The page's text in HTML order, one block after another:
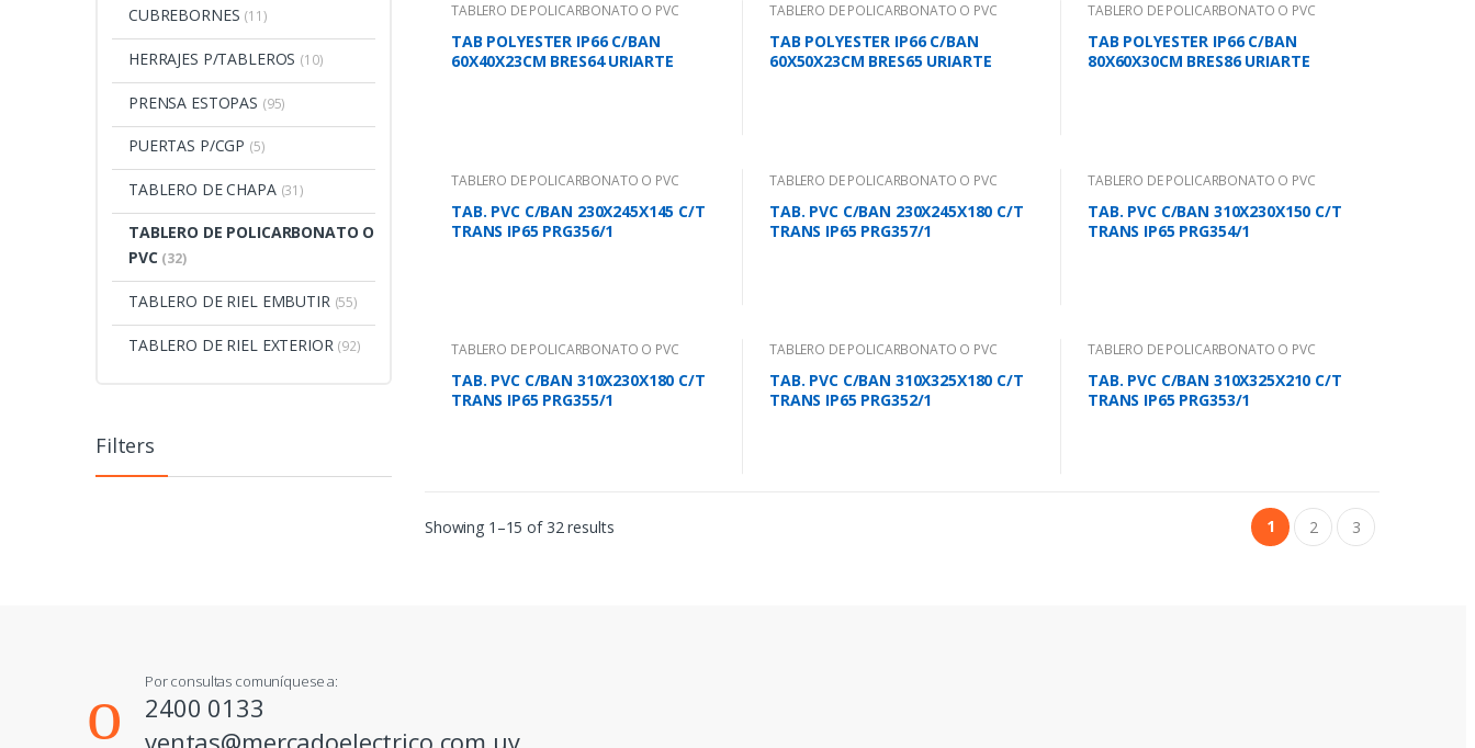
TABLERO DE POLICARBONATO O PVC
TAB POLYESTER IP66 C/BAN
60X40X23CM BRES64 URIARTE
TABLERO DE POLICARBONATO O PVC
TAB POLYESTER IP66 C/BAN
60X50X23CM BRES65 URIARTE
TABLERO DE POLICARBONATO O PVC
TAB POLYESTER IP66 C/BAN
80X60X30CM BRES86 URIARTE
TABLERO DE POLICARBONATO O PVC
TAB. PVC C/BAN 230X245X145 C/T
TRANS IP65 PRG356/1
TABLERO DE POLICARBONATO O PVC
TAB. PVC C/BAN 230X245X180 C/T
TRANS IP65 PRG357/1
TABLERO DE POLICARBONATO O PVC
TAB. PVC C/BAN 310X230X150 C/T
TRANS IP65 PRG354/1
TABLERO DE POLICARBONATO O PVC
TAB. PVC C/BAN 310X230X180 C/T
TRANS IP65 PRG355/1
TABLERO DE POLICARBONATO O PVC
TAB. PVC C/BAN 310X325X180 C/T
TRANS IP65 PRG352/1
TABLERO DE POLICARBONATO O PVC
TAB. PVC C/BAN 310X325X210 C/T
TRANS IP65 PRG353/1
Showing 1–15 of 32 results 1 2 3
CUBREBORNES (11)
HERRAJES P/TABLEROS (10)
PRENSA ESTOPAS (95)
PUERTAS P/CGP (5)
TABLERO DE CHAPA (31)
TABLERO DE POLICARBONATO O
PVC (32)
TABLERO DE RIEL EMBUTIR (55)
TABLERO DE RIEL EXTERIOR (92)
Filters
Por consultas comuníquese a:
2400 0133
ventas@mercadoelectrico.com.uy